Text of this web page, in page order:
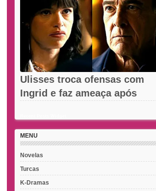
Ulisses troca ofensas com
Ingrid e faz ameaça após
MENU
Novelas
Turcas
K-Dramas